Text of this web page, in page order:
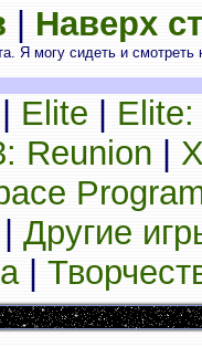
Наверх
Я могу сидеть и смотреть
Elite
Reunion
Другие
|